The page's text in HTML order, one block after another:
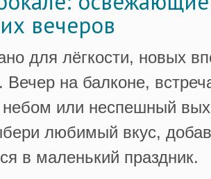
вечеров
для лёгкости, новых
Вечер на балконе,
или неспешный
любимый вкус,
в маленький праздник.